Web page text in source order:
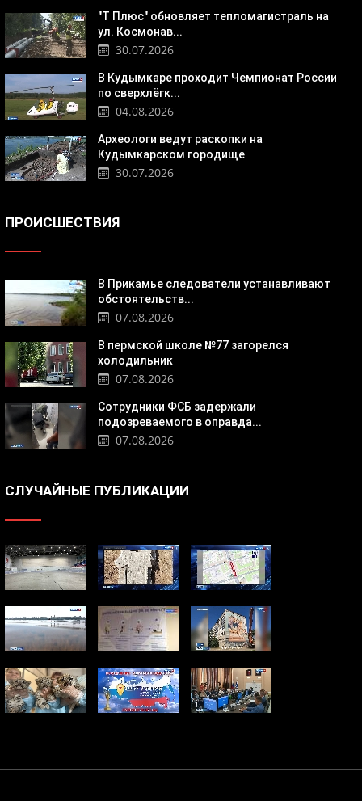
"Т Плюс" обновляет тепломагистраль на
ул. Космонав...
30.07.2026
В Кудымкаре проходит Чемпионат России
по сверхлёгк...
04.08.2026
Археологи ведут раскопки на
Кудымкарском городище
30.07.2026
ПРОИСШЕСТВИЯ
В Прикамье следователи устанавливают
обстоятельств...
07.08.2026
В пермской школе №77 загорелся
холодильник
07.08.2026
Сотрудники ФСБ задержали
подозреваемого в оправда...
07.08.2026
СЛУЧАЙНЫЕ ПУБЛИКАЦИИ